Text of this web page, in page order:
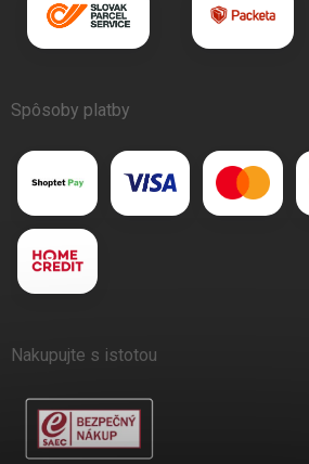
Spôsoby platby
Nakupujte s istotou